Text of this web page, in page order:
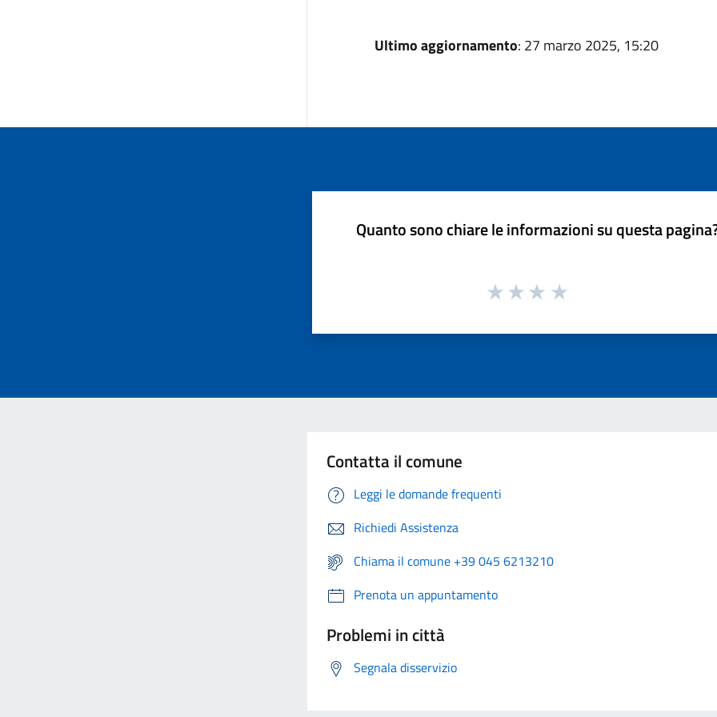
Ultimo aggiornamento: 27 marzo 2025, 15:20
Quanto sono chiare le informazioni su questa
Contatta il comune
Leggi le domande frequenti
Richiedi Assistenza
Chiama il comune +39 045 6213210
Prenota un appuntamento
Problemi in città
Segnala disservizio